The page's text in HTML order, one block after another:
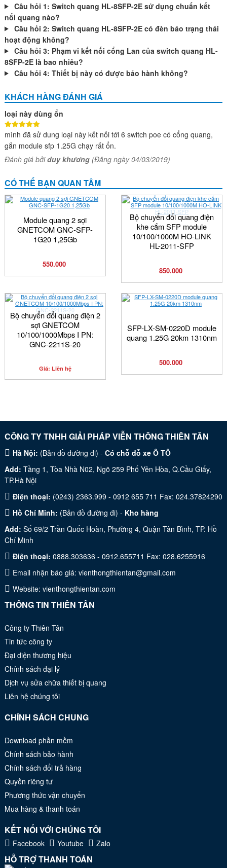
Câu hỏi 1: Switch quang HL-8SFP-2E sử dụng chuẩn kết
nối quang nào?
Câu hỏi 2: Switch quang HL-8SFP-2E có đèn báo trạng thái
hoạt động không?
Câu hỏi 3: Phạm vi kết nối cổng Lan của switch quang HL-
8SFP-2E là bao nhiêu?
Câu hỏi 4: Thiết bị này có được bảo hành không?
KHÁCH HÀNG ĐÁNH GIÁ
loại này dùng ổn
mình đã sử dung loại này kết nối tới 6 switch poe có cổng quang,
gắn module sfp 1.25G chạy rất ổn.
Đánh giá bởiduy khương (Đăng ngày 04/03/2019)
CÓ THỂ BẠN QUAN TÂM
Module quang 2 sợi
GNETCOM GNC-SFP-
1G20 1,25Gb
550.000
Bộ chuyển đổi quang điện
khe cắm SFP module
10/100/1000M HO-LINK
HL-2011-SFP
850.000
Bộ chuyển đổi quang điện 2
sợi GNETCOM
10/100/1000Mbps I PN:
GNC-2211S-20
Giá: Liên hệ
SFP-LX-SM-0220D module
quang 1.25G 20km 1310nm
500.000
CÔNG TY TNHH GIẢI PHÁP VIỄN THÔNG THIÊN TÂN
Hà Nội: (Bản đồ đường đi) - Có chỗ đỗ xe Ô TÔ
Add: Tầng 1, Tòa Nhà N02, Ngõ 259 Phố Yên Hòa, Q.Cầu Giấy,
TP.Hà Nội
Điện thoại: (0243) 2363.999 - 0912 655 711 Fax: 024.37824290
Hồ Chí Minh: (Bản đồ đường đi) - Kho hàng
Add: Số 69/2 Trần Quốc Hoàn, Phường 4, Quận Tân Bình, TP. Hồ
Chí Minh
Điện thoại: 0888.303636 - 0912.655711 Fax: 028.6255916
Email nhận báo giá: vienthongthientan@gmail.com
Website: vienthongthientan.com
THÔNG TIN THIÊN TÂN
Công ty Thiên Tân
Tin tức công ty
Đại diện thương hiệu
Chính sách đại lý
Dịch vụ sửa chữa thiết bị quang
Liên hệ chúng tôi
CHÍNH SÁCH CHUNG
Download phần mềm
Chính sách bảo hành
Chính sách đổi trả hàng
Quyền riêng tư
Phương thức vận chuyển
Mua hàng & thanh toán
KẾT NỐI VỚI CHÚNG TÔI
Facebook Youtube Zalo
HỖ TRỢ THANH TOÁN